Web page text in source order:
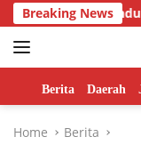
Skip
to
content
Breaking News
Penyelundupan 10,1
Home
Berita Daerah
Home Berita